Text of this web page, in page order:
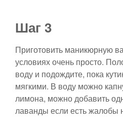
Шаг 3
Приготовить маникюрную
условиях очень просто.
воду и подождите, пока
мягкими. В воду можно
лимона, можно добавить
лаванды если есть жалобы